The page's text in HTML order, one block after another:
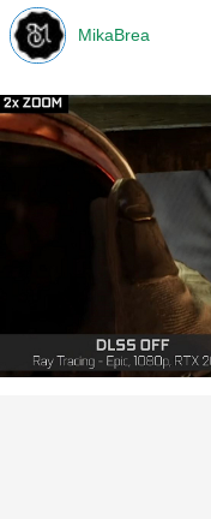
MikaBrea